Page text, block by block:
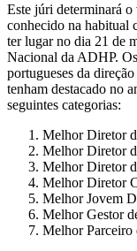
Este júri determinará o
conhecido na habitual
ter lugar no dia 21 de
Nacional da ADHP.
portugueses da
tenham destacado no
seguintes categorias:
Melhor Diretor
Melhor Diretor
Melhor Diretor
Melhor Diretor
Melhor Jovem
Melhor Gestor
Melhor Parceiro